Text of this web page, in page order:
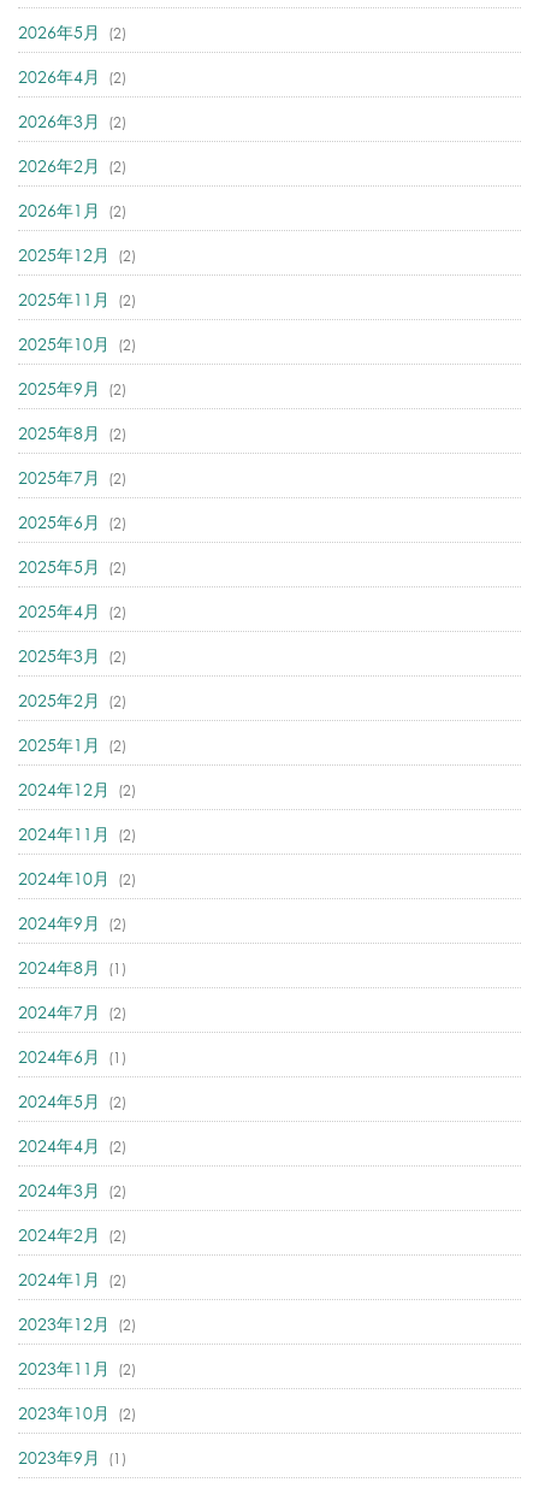
2026年5月 (2)
2026年4月 (2)
2026年3月 (2)
2026年2月 (2)
2026年1月 (2)
2025年12月 (2)
2025年11月 (2)
2025年10月 (2)
2025年9月 (2)
2025年8月 (2)
2025年7月 (2)
2025年6月 (2)
2025年5月 (2)
2025年4月 (2)
2025年3月 (2)
2025年2月 (2)
2025年1月 (2)
2024年12月 (2)
2024年11月 (2)
2024年10月 (2)
2024年9月 (2)
2024年8月 (1)
2024年7月 (2)
2024年6月 (1)
2024年5月 (2)
2024年4月 (2)
2024年3月 (2)
2024年2月 (2)
2024年1月 (2)
2023年12月 (2)
2023年11月 (2)
2023年10月 (2)
2023年9月 (1)